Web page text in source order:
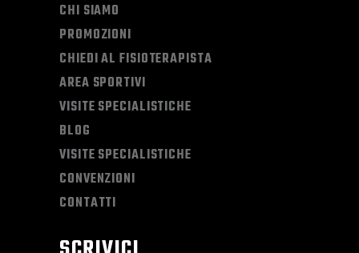
CHI SIAMO
PROMOZIONI
CHIEDI AL FISIOTERAPISTA
AREA SPORTIVI
VISITE SPECIALISTICHE
BLOG
VISITE SPECIALISTICHE
CONVENZIONI
CONTATTI